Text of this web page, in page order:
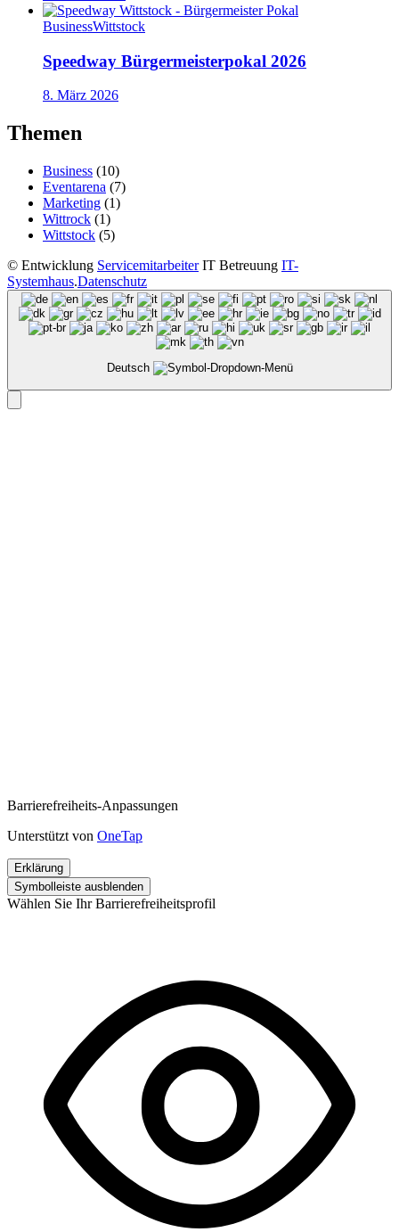
BusinessWittstock
Speedway Bürgermeisterpokal 2026
8. März 2026
Themen
Business (10)
Eventarena (7)
Marketing (1)
Wittrock (1)
Wittstock (5)
© Entwicklung ServicemitarbeiterIT Betreuung IT-
Systemhaus.Datenschutz
Deutsch
Barrierefreiheits-Anpassungen
Unterstützt von OneTap
Erklärung
Symbolleiste ausblenden
Wählen Sie Ihr Barrierefreiheitsprofil